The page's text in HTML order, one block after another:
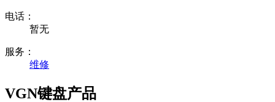
电话：
暂无
服务：
维修
VGN键盘产品